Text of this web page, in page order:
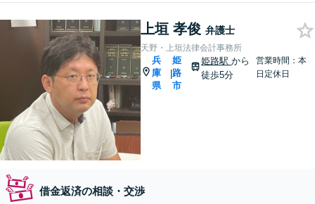
上垣 孝俊 弁護士
天野・上垣法律会計事務所
兵
庫
県
|
姫
路
市
姫路駅から
徒歩5分
営業時間：本
日定休日
借金返済の相談・交渉